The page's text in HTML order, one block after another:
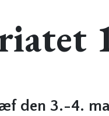
den 3.-4.